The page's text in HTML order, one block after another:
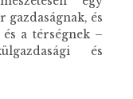
gazdaságnak, és
a térségnek –
és